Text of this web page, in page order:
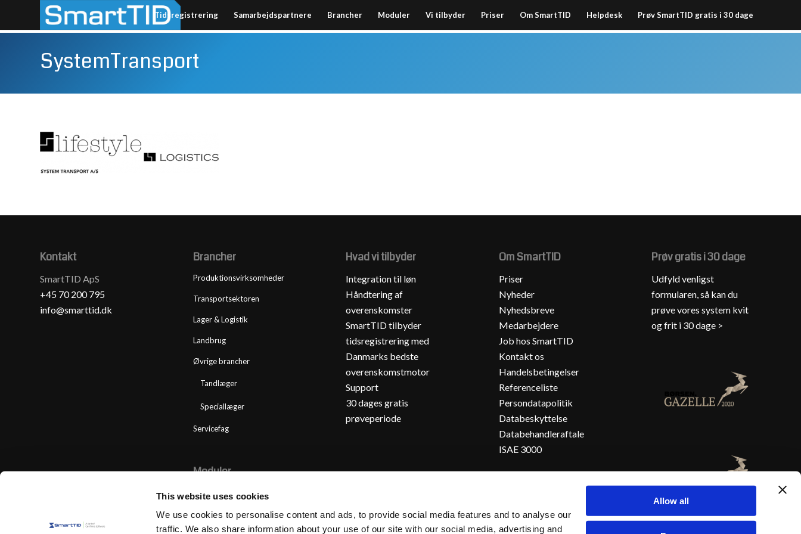
This website uses cookies
We use cookies to personalise content and ads, to provide social media features and to analyse our
traffic. We also share information about your use of our site with our social media, advertising and
Allow all
Tidsregistrering Samarbejdspartnere Brancher Moduler Vi tilbyder Priser Om SmartTID Helpdesk Prøv SmartTID gratis i 30 dage
SystemTransport
Kontakt
SmartTID ApS
+45 70 200 795
info@smarttid.dk
Brancher
Produktionsvirksomheder
Transportsektoren
Lager & Logistik
Landbrug
Øvrige brancher
Tandlæger
Speciallæger
Servicefag
Moduler
SmartTID Team Planlægning
SmartPunkt
Hvad vi tilbyder
Integration til løn
Håndtering af
overenskomster
SmartTID tilbyder
tidsregistrering med
Danmarks bedste
overenskomstmotor
Support
30 dages gratis
prøveperiode
Om SmartTID
Priser
Nyheder
Nyhedsbreve
Medarbejdere
Job hos SmartTID
Kontakt os
Handelsbetingelser
Referenceliste
Persondatapolitik
Databeskyttelse
Databehandleraftale
ISAE 3000
Prøv gratis i 30 dage
Udfyld venligst
formularen, så kan du
prøve vores system kvit
og frit i 30 dage >